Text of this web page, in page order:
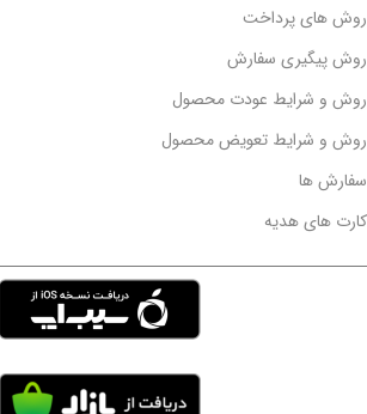
روش های پرداخت
روش پیگیری سفارش
روش و شرایط عودت محصول
روش و شرایط تعویض محصول
سفارش ها
کارت های هدیه